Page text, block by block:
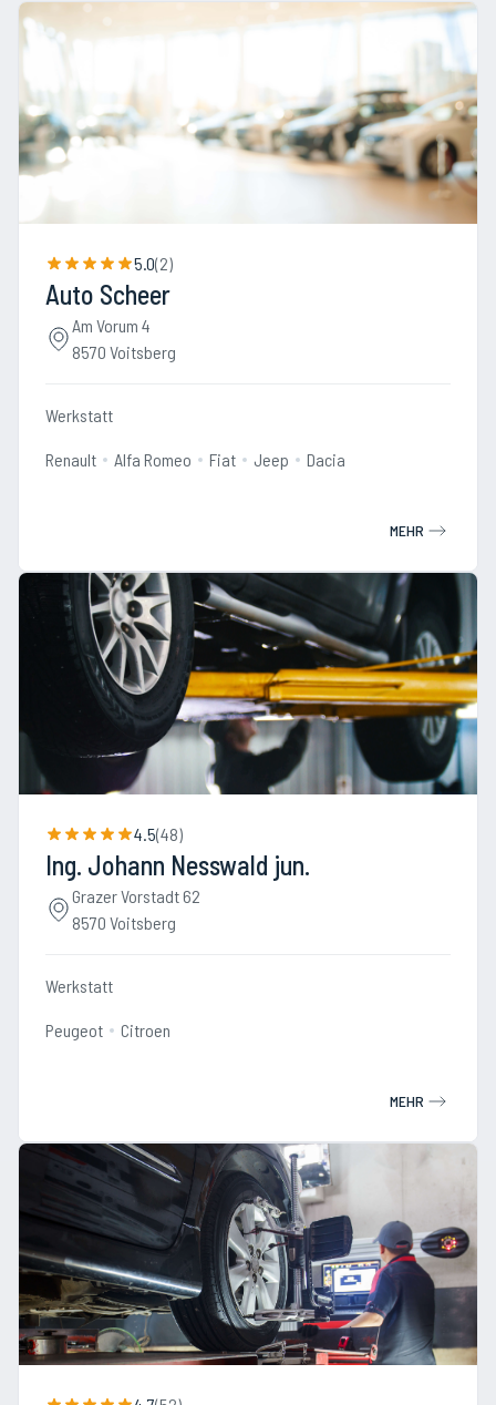
5.0(2)
Auto Scheer
Am Vorum 4
8570 Voitsberg
Werkstatt
Renault Alfa Romeo Fiat Jeep Dacia
MEHR
4.5(48)
Ing. Johann Nesswald jun.
Grazer Vorstadt 62
8570 Voitsberg
Werkstatt
Peugeot Citroen
MEHR